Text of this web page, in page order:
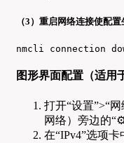
（3）重启网络连接使配置
nmcli connection
图形界面配置（适用
打开“设置”>“
网络）旁边的
在“IPv4”选项卡